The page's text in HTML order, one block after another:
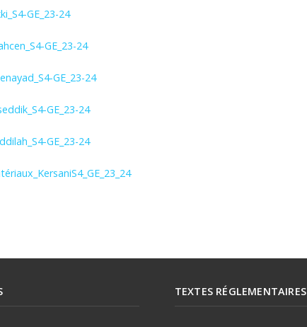
GE_23-24
GE_23-24
GE_23-24
GE_23-24
GE_23-24
TEXTES RÉGLEMENTAIRES